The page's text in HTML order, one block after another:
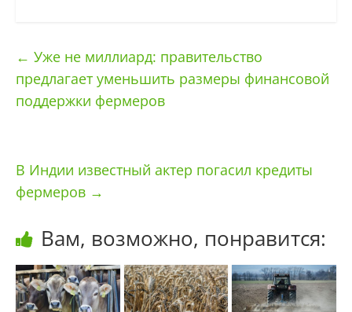
← Уже не миллиард: правительство
предлагает уменьшить размеры финансовой
поддержки фермеров
В Индии известный актер погасил кредиты
фермеров →
Вам, возможно, понравится: